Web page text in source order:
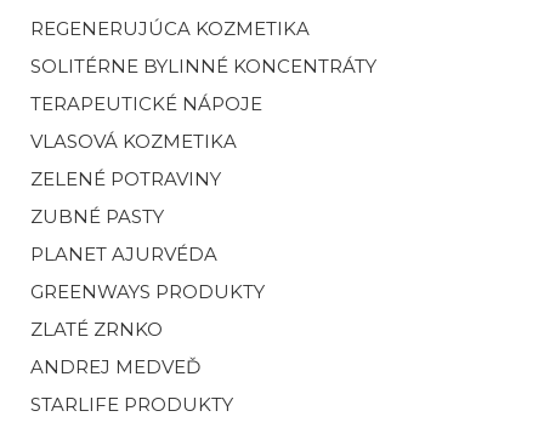
REGENERUJÚCA KOZMETIKA
SOLITÉRNE BYLINNÉ KONCENTRÁTY
TERAPEUTICKÉ NÁPOJE
VLASOVÁ KOZMETIKA
ZELENÉ POTRAVINY
ZUBNÉ PASTY
PLANET AJURVÉDA
GREENWAYS PRODUKTY
ZLATÉ ZRNKO
ANDREJ MEDVEĎ
STARLIFE PRODUKTY